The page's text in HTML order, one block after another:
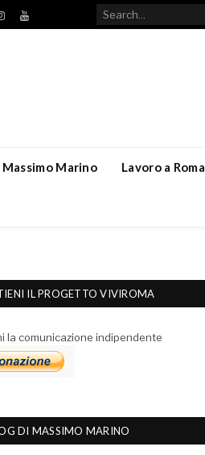
InstagramYouTube
Marino Lavoro a Roma
IL PROGETTO VIVIROMA
la comunicazione indipendente
DI MASSIMO MARINO